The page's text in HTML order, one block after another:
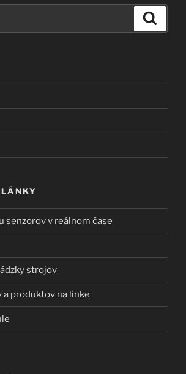
senzorov v reálnom čase
strojov
a produktov na linke